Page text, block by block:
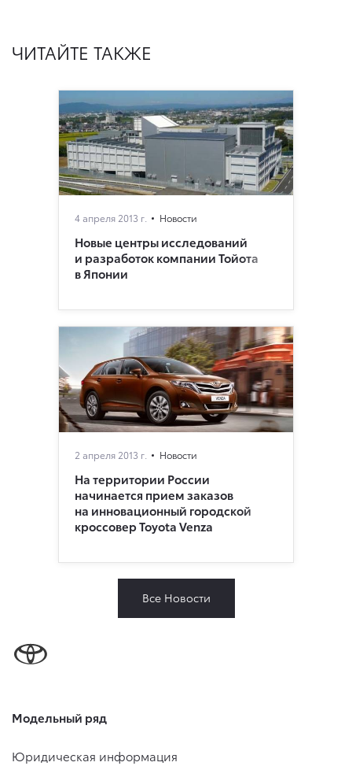
ЧИТАЙТЕ ТАКЖЕ
4 апреля 2013 г. Новости
Новые центры исследований
и разработок компании Тойота
в Японии
2 апреля 2013 г. Новости
На территории России
начинается прием заказов
на инновационный городской
кроссовер Toyota Venza
Все Новости
Модельный ряд
Юридическая информация